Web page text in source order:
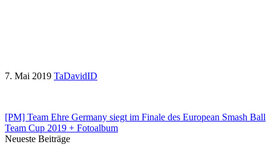
7. Mai 2019 TaDavidID
[PM] Team Ehre Germany siegt im Finale des European Smash Ball
Team Cup 2019 + Fotoalbum
Neueste Beiträge